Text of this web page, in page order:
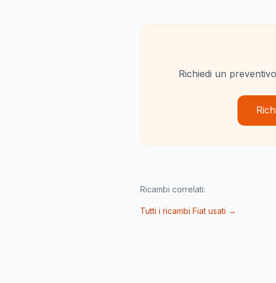
Richiedi un
Ricambi correlati:
Tutti i ricambi Fiat usati →